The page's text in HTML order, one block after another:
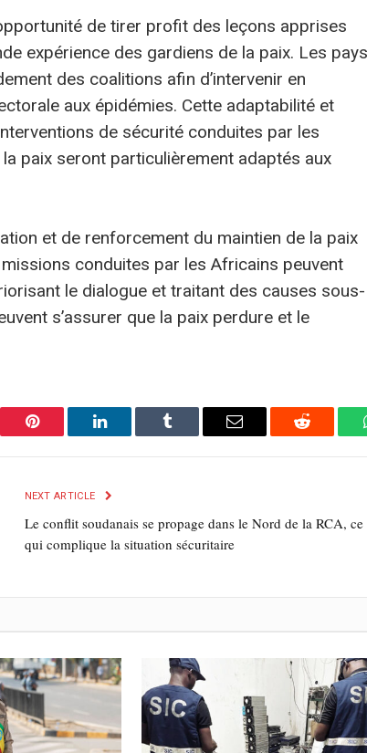
de tirer profit des leçons apprises
expérience des gardiens de la paix. Les pays
des coalitions afin d’intervenir en
aux épidémies. Cette adaptabilité et
de sécurité conduites par les
paix seront particulièrement adaptés aux
et de renforcement du maintien de la paix
conduites par les Africains peuvent
le dialogue et traitant des causes sous-
s’assurer que la paix perdure et le
Pinterest LinkedIn Tumblr
E-
Reddit
NEXT ARTICLE
Le conflit soudanais se propage dans le Nord de la RCA, ce
qui complique la situation sécuritaire